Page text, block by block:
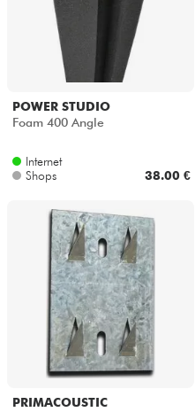
POWER STUDIO
Foam 400 Angle
Internet
Shops
38.00 €
PRIMACOUSTIC